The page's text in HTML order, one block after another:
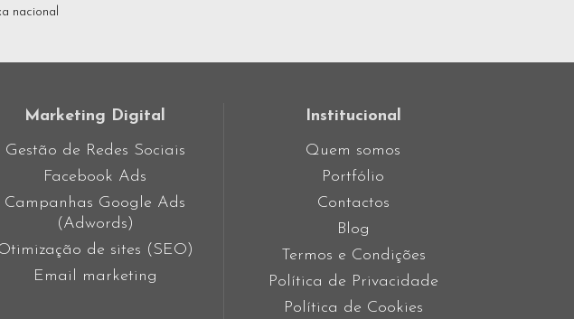
nacional
Marketing Digital
Gestão de Redes Sociais
Facebook Ads
Campanhas Google Ads
(Adwords)
de sites (SEO)
Email marketing
Institucional
Quem somos
Portfólio
Contactos
Blog
Termos e Condições
Política de Privacidade
Política de Cookies